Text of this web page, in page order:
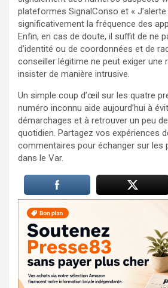
plateformes SignalConso et « J’alerte
significativement la fréquence des
Enfin, en cas de doute, il suffit de ne
d’identité ou de coordonnées et de
conseiller légitime ne peut exiger une
insister de manière intrusive.
Un simple coup d’œil sur les quatre
numéro inconnu aide aujourd’hui à
démarchages et à retrouver un peu
quotidien. Partagez vos expériences
commentaires pour échanger sur les
dans le Var.